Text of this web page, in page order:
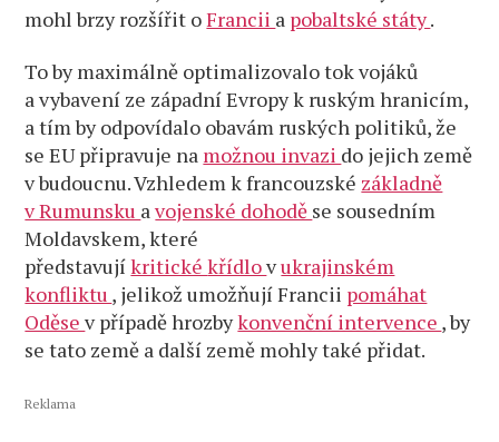
mohl brzy rozšířit oFrancii a pobaltské státy.
To by maximálně optimalizovalo tok vojáků
a vybavení ze západní Evropy k ruským hranicím,
a tím by odpovídalo obavám ruských politiků, že
se EU připravuje na možnou invazi do jejich země
v budoucnu. Vzhledem k francouzské základně
v Rumunsku avojenské dohodě se sousedním
Moldavskem, které
představujíkritickékřídlovukrajinském
konfliktu , jelikož umožňují Francii pomáhat
Oděsev případě hrozbykonvenční intervence , by
se tato země a další země mohly také přidat.
Reklama